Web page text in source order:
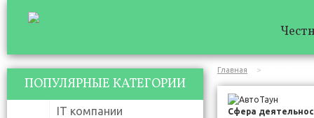
ПОПУЛЯРНЫЕ КАТЕГОРИИ
IT компании
Главная
Сфера